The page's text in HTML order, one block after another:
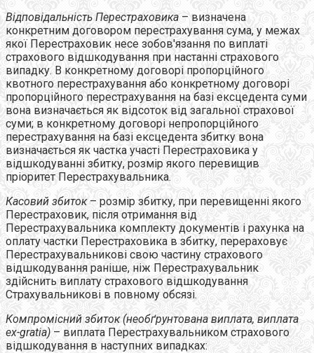
Відповідальність Перестраховика – визначена
конкретним договором перестрахування сума, у межах
якої Перестраховик несе зобов'язання по виплаті
страхового відшкодування при настанні страхового
випадку. В конкретному договорі пропорційного
квотного перестрахування або конкретному договорі
пропорційного перестрахування на базі ексцедента суми
вона визначається як відсоток від загальної страхової
суми; в конкретному договорі непропорційного
перестрахування на базі ексцедента збитку вона
визначається як частка участі Перестраховика у
відшкодуванні збитку, розмір якого перевищив
пріоритет Перестрахувальника.
Касовий збиток– розмір збитку, при перевищенні якого
Перестраховик, після отримання від
Перестрахувальника комплекту документів і рахунка на
оплату частки Перестраховика в збитку, перераховує
Перестрахувальникові свою частину страхового
відшкодування раніше, ніж Перестрахувальник
здійснить виплату страхового відшкодування
Страхувальникові в повному обсязі.
Компромісний збиток (необґрунтована виплата, виплата
ex-gratia) – виплата Перестрахувальником страхового
відшкодування в наступних випадках: